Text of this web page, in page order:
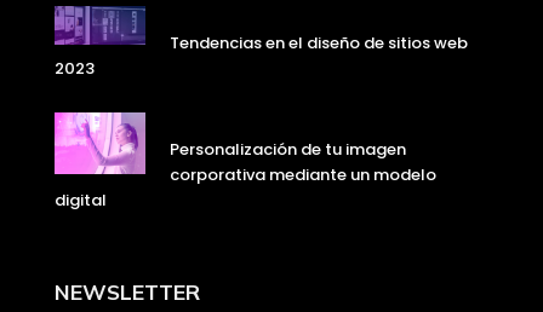
Tendencias en el diseño de sitios web
2023
Personalización de tu imagen
corporativa mediante un modelo
digital
NEWSLETTER